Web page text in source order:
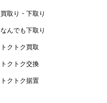
買取り・下取り
なんでも下取り
トクトク買取
トクトク交換
トクトク据置